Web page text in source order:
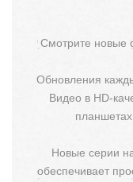
Смотрите новые
Обновления
Видео в HD-
Новые серии
обеспечивает